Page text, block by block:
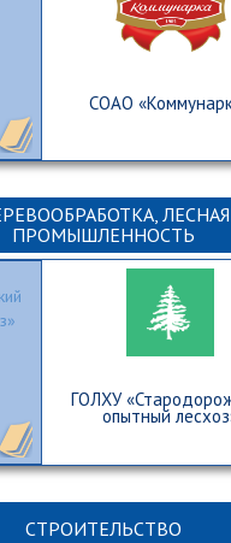
CОАО
ЛЕСНАЯ
ПРОМЫШЛЕННОСТЬ
ГОЛХУ
опытный
СТРОИТЕЛЬСТВО